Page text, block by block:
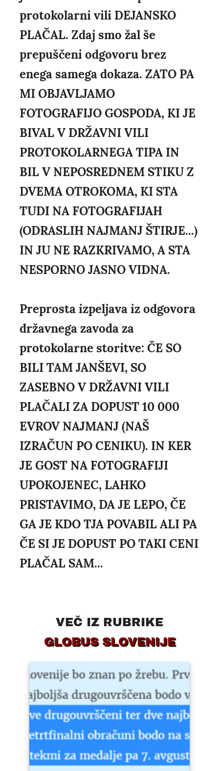
protokolarni vili DEJANSKO
PLAČAL. Zdaj smo žal še
prepuščeni odgovoru brez
enega samega dokaza. ZATO PA
MI OBJAVLJAMO
FOTOGRAFIJO GOSPODA, KI JE
BIVAL V DRŽAVNI VILI
PROTOKOLARNEGA TIPA IN
BIL V NEPOSREDNEM STIKU Z
DVEMA OTROKOMA, KI STA
TUDI NA FOTOGRAFIJAH
(ODRASLIH NAJMANJ ŠTIRJE...)
IN JU NE RAZKRIVAMO, A STA
NESPORNO JASNO VIDNA.
Preprosta izpeljava iz odgovora
državnega zavoda za
protokolarne storitve: ČE SO
BILI TAM JANŠEVI, SO
ZASEBNO V DRŽAVNI VILI
PLAČALI ZA DOPUST 10 000
EVROV NAJMANJ (NAŠ
IZRAČUN PO CENIKU). IN KER
JE GOST NA FOTOGRAFIJI
UPOKOJENEC, LAHKO
PRISTAVIMO, DA JE LEPO, ČE
GA JE KDO TJA POVABIL ALI PA
ČE SI JE DOPUST PO TAKI CENI
PLAČAL SAM...
VEČ IZ RUBRIKE
GLOBUS SLOVENIJE